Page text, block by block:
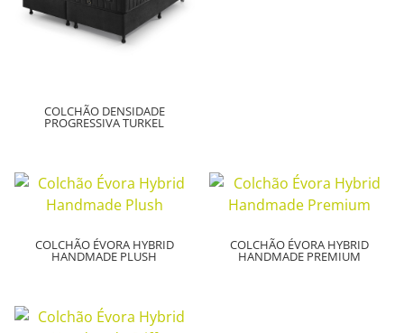
COLCHÃO DENSIDADE
PROGRESSIVA TURKEL
COLCHÃO ÉVORA HYBRID
HANDMADE PLUSH
COLCHÃO ÉVORA HYBRID
HANDMADE PREMIUM